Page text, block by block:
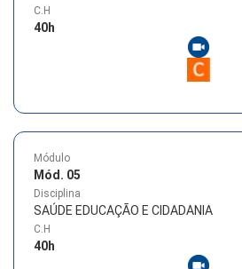
C.H
40h
Módulo
Mód. 05
Disciplina
SAÚDE EDUCAÇÃO E CIDADANIA
C.H
40h